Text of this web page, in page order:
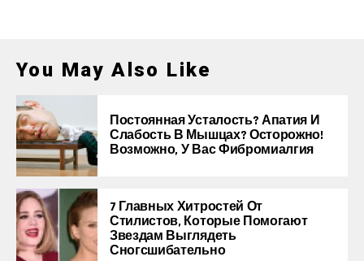
You May Also Like
Постоянная Усталость? Апатия И
Слабость В Мышцах? Осторожно!
Возможно, У Вас Фибромиалгия
7 Главных Хитростей От
Стилистов, Которые Помогают
Звездам Выглядеть
Сногсшибательно